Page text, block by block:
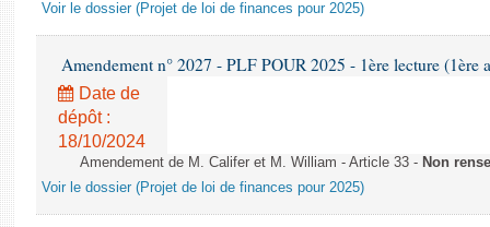
Voir le dossier (Projet de loi de finances pour 2025)
Amendement n° 2027 - PLF POUR 2025 - 1ère lecture (1ère
Date de
dépôt :
18/10/2024
Amendement de M. Califer et M. William - Article 33 - Non
Voir le dossier (Projet de loi de finances pour 2025)